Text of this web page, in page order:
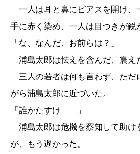
一人は耳と鼻にピアスを開け、
手に赤く染め、一人は目つきが鋭
「な、なんだ、お前らは？」
浦島太郎は怯えを含んだ、震え
三人の若者は何も言わず、ただ
がら浦島太郎に近づいた。
「誰かたすけ――」
浦島太郎は危機を察知して助け
が、もう遅かった。